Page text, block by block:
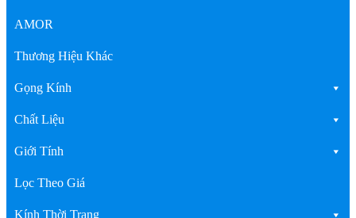
AMOR
Thương Hiệu Khác
Gọng Kính
Chất Liệu
Giới Tính
Lọc Theo Giá
Kính Thời Trang